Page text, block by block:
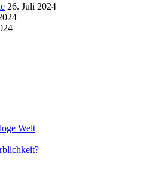
26. Juli 2024
Welt